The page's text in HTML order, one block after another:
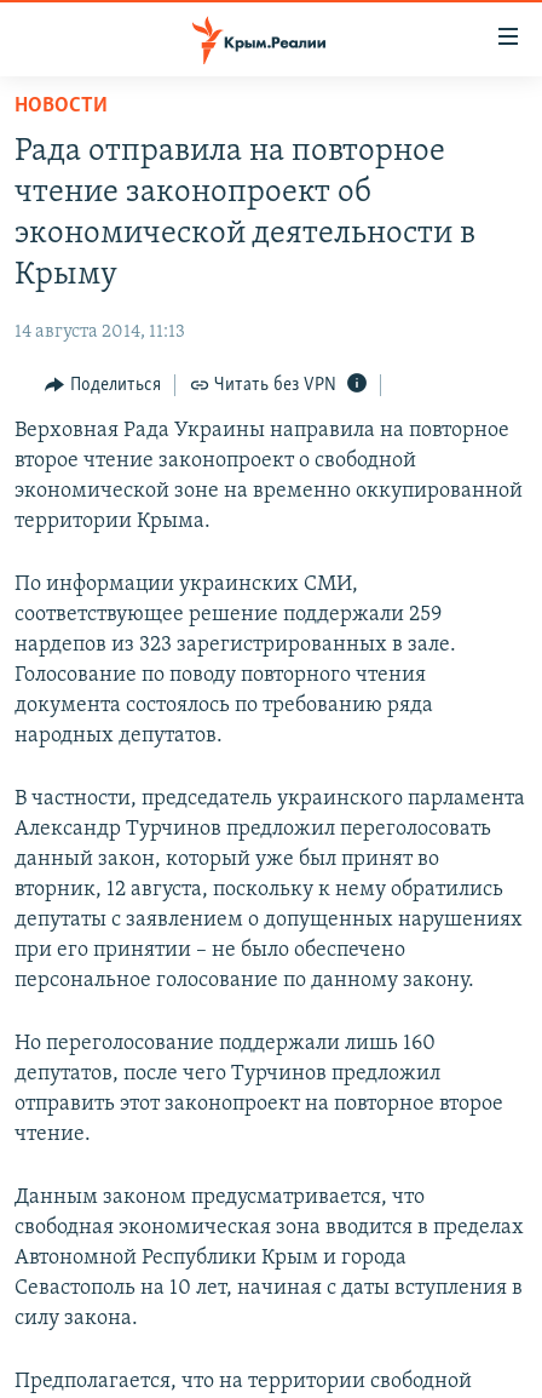
Вернуться
основному
содержанию
главной
Вернутся
поиску
СПЕЦПРОЕКТЫ
ИСТОРИЯ
ИНТЕРАКТИВ
ИНФОГРАФИКА
ТЕЛЕПРОЕКТ КРЫМ.РЕАЛИИ
СОВЕТЫ ПРАВОЗАЩИТНИКОВ
ПРОПАВШИЕ БЕЗ ВЕСТИ
КРЫМ.НЕПОКОРЕННЫЙ
ELIFBE
УКРАИНСКАЯ ПРОБЛЕМА КРЫМА
РАДІО СВОБОДА
КАК ОБОЙТИ БЛОКИРОВКУ
Українською
Qırımtatar
Все сайты RFE/RL
НОВОСТИ
Рада отправила на повторное
чтение законопроект об
экономической деятельности в
Крыму
14 августа 2014, 11:13
Поделиться Читать без VPN
Верховная Рада Украины направила на повторное
второе чтение законопроект о свободной
экономической зоне на временно оккупированной
территории Крыма.
По информации украинских СМИ,
соответствующее решение поддержали 259
нардепов из 323 зарегистрированных в зале.
Голосование по поводу повторного чтения
документа состоялось по требованию ряда
народных депутатов.
В частности, председатель украинского парламента
Александр Турчинов предложил переголосовать
данный закон, который уже был принят во
вторник, 12 августа, поскольку к нему обратились
депутаты с заявлением о допущенных нарушениях
при его принятии – не было обеспечено
персональное голосование по данному закону.
Но переголосование поддержали лишь 160
депутатов, после чего Турчинов предложил
отправить этот законопроект на повторное второе
чтение.
Данным законом предусматривается, что
свободная экономическая зона вводится в пределах
Автономной Республики Крым и города
Севастополь на 10 лет, начиная с даты вступления в
силу закона.
Предполагается, что на территории свободной